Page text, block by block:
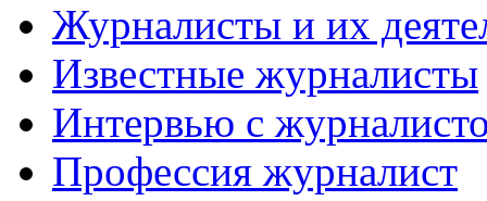
Журналисты и их
Известные журналисты
Интервью с
Профессия журналист